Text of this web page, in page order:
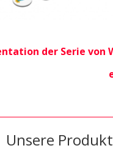
der Serie von
Unsere